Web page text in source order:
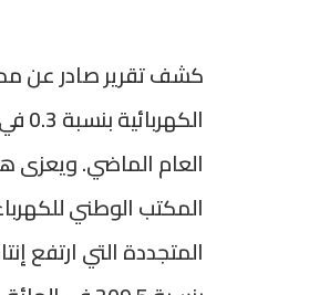
كشف تقرير صادر عن